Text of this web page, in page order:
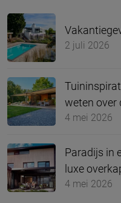
2 juli 2026
weten over
4 mei 2026
Paradijs in
luxe
4 mei 2026